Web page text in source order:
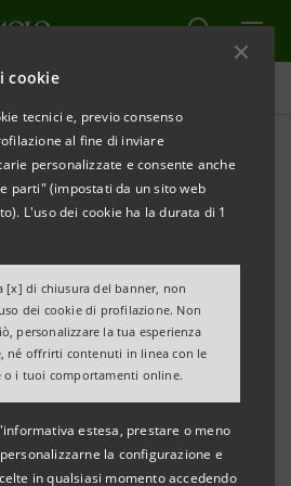
cookie
tecnici e, previo consenso
al fine di inviare
personalizzate e consente anche
parti" (impostati da un sito web
L'uso dei cookie ha la durata di 1
[x] di chiusura del banner, non
dei cookie di profilazione. Non
personalizzare la tua esperienza
né offrirti contenuti in linea con le
o i tuoi comportamenti online.
estesa, prestare o meno
la configurazione e
in qualsiasi momento accedendo
84 del Regolamento
Emittenti
con delibera n. 11971 del 14
successive modificazioni)
FUSIONE PER
DI INTESA SANPAOLO
S.P.A.
2022 –
Si rende noto che